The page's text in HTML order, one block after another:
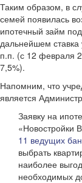
Таким образом, в
семей появилась
ипотечный займ
дальнейшем ставка
п.п. (с 12 февраля
7,5%).
Напомним, что
является
Заявку на
«Новостройки
11 ведущих
выбрать
наиболее
необходимых